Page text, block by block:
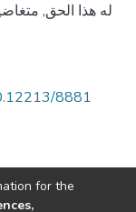
له هذا الحق,
8881
for the